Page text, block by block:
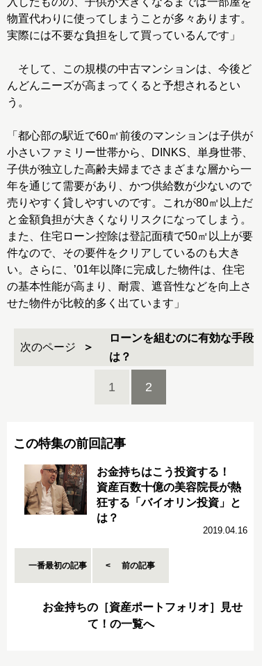
物置代わりに使ってしまうことが多々あります。
実際には不要な負担をして買っているんです」
そして、この規模の中古マンションは、今後ど
んどんニーズが高まってくると予想されるとい
う。
「都心部の駅近で60㎡前後のマンションは子供が
小さいファミリー世帯から、DINKS、単身世帯、
子供が独立した高齢夫婦までさまざまな層から一
年を通じて需要があり、かつ供給数が少ないので
売りやすく貸しやすいのです。これが80㎡以上だ
と金額負担が大きくなりリスクになってしまう。
また、住宅ローン控除は登記面積で50㎡以上が要
件なので、その要件をクリアしているのも大き
い。さらに、’01年以降に完成した物件は、住宅
の基本性能が高まり、耐震、遮音性などを向上さ
せた物件が比較的多く出ています」
次のページ
ローンを組むのに有効な手段
は？
1 2
この特集の前回記事
お金持ちはこう投資する！
資産百数十億の美容院長が熱
狂する「バイオリン投資」と
は？
2019.04.16
一番最初の記事 前の記事
お金持ちの［資産ポートフォリオ］見せ
て！の一覧へ